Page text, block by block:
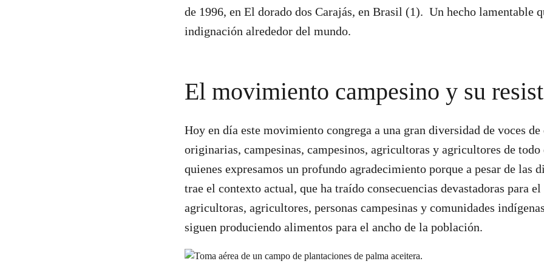
de 1996, en El dorado dos Carajás, en Brasil (1). Un hecho lamentable
indignación alrededor del mundo.
El movimiento campesino y su
Hoy en día este movimiento congrega a una gran diversidad de voces de
originarias, campesinas, campesinos, agricultoras y agricultores de todo
quienes expresamos un profundo agradecimiento porque a pesar de las
trae el contexto actual, que ha traído consecuencias devastadoras para el
agricultoras, agricultores, personas campesinas y comunidades
siguen produciendo alimentos para el ancho de la población.